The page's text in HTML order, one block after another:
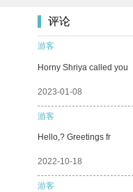
评论
游客
Horny Shriya called you
2023-01-08
游客
Hello,? Greetings fr
2022-10-18
游客